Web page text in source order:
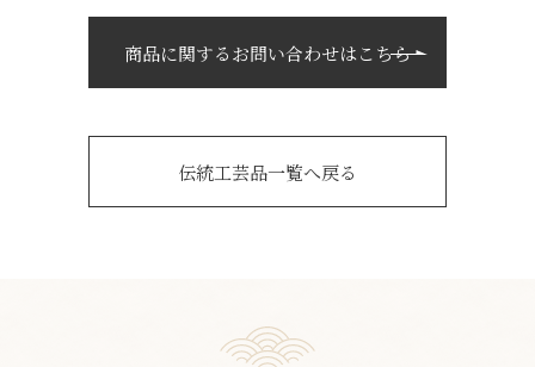
商品に関するお問い合わせはこちら
伝統工芸品一覧へ戻る